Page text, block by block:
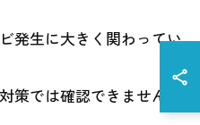
発生に大きく関わってい
策では確認できません。